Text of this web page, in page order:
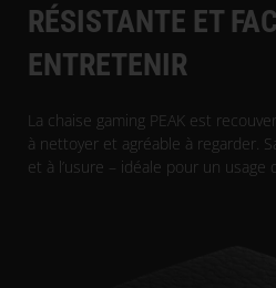
RÉSISTANTE ET
ENTRETENIR
La chaise gaming PEAK est
à nettoyer et agréable à regarder.
et à l’usure – idéale pour un usage